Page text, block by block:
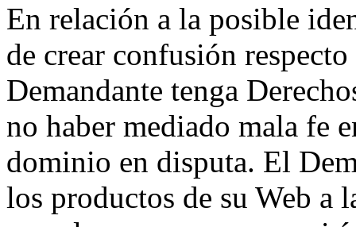
En relación a la posible
de crear confusión
Demandante tenga
no haber mediado mala fe
dominio en disputa. El
los productos de su Web a